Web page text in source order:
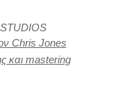
Chris Jones
και mastering